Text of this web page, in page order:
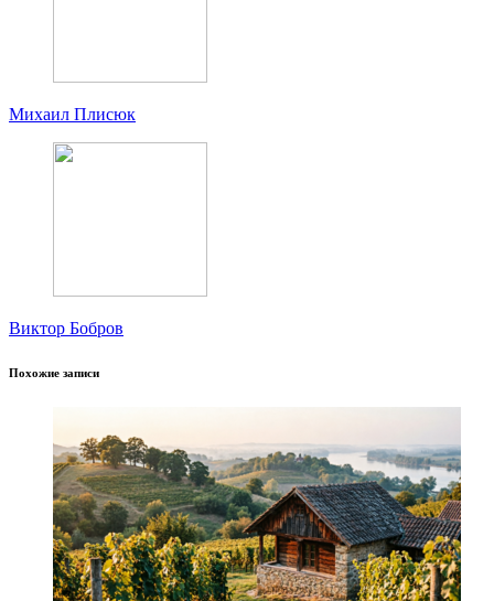
Михаил Плисюк
Виктор Бобров
Похожие записи